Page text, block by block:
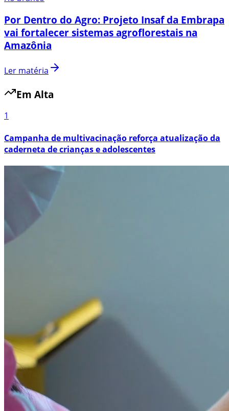
Por Dentro do Agro: Projeto Insaf da Embrapa
vai fortalecer sistemas agroflorestais na
Amazônia
Ler matéria
Em Alta
1
Campanha de multivacinação reforça atualização da
caderneta de crianças e adolescentes